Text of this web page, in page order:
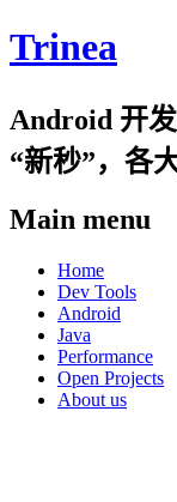
Trinea
Android 开
“新秒”，各
Main menu
Skip
content
Home
Dev Tools
Android
Java
Performance
Open Projects
About us